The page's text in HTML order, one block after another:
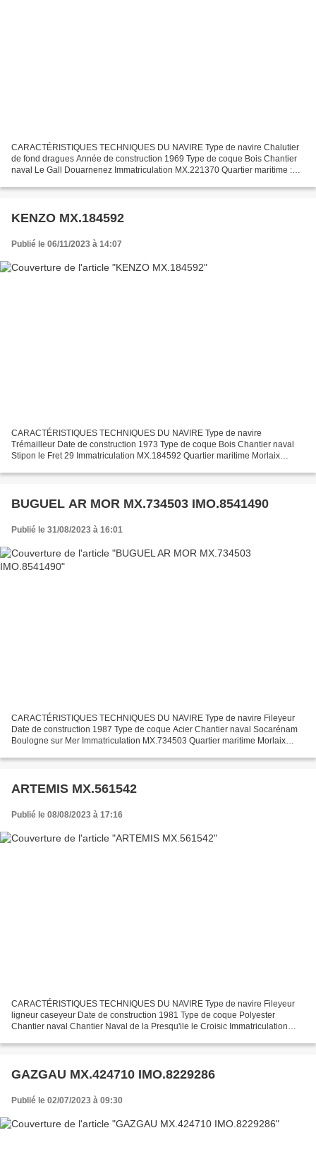
CARACTÉRISTIQUES TECHNIQUES DU NAVIRE Type de navire Chalutier
de fond dragues Année de construction 1969 Type de coque Bois Chantier
naval Le Gall Douarnenez Immatriculation MX.221370 Quartier maritime :
KENZO MX.184592
Publié le 06/11/2023 à 14:07
CARACTÉRISTIQUES TECHNIQUES DU NAVIRE Type de navire
Trémailleur Date de construction 1973 Type de coque Bois Chantier naval
Stipon le Fret 29 Immatriculation MX.184592 Quartier maritime Morlaix
BUGUEL AR MOR MX.734503 IMO.8541490
Publié le 31/08/2023 à 16:01
CARACTÉRISTIQUES TECHNIQUES DU NAVIRE Type de navire Fileyeur
Date de construction 1987 Type de coque Acier Chantier naval Socarénam
Boulogne sur Mer Immatriculation MX.734503 Quartier maritime Morlaix
ARTEMIS MX.561542
Publié le 08/08/2023 à 17:16
CARACTÉRISTIQUES TECHNIQUES DU NAVIRE Type de navire Fileyeur
ligneur caseyeur Date de construction 1981 Type de coque Polyester
Chantier naval Chantier Naval de la Presqu'ile le Croisic Immatriculation
GAZGAU MX.424710 IMO.8229286
Publié le 02/07/2023 à 09:30